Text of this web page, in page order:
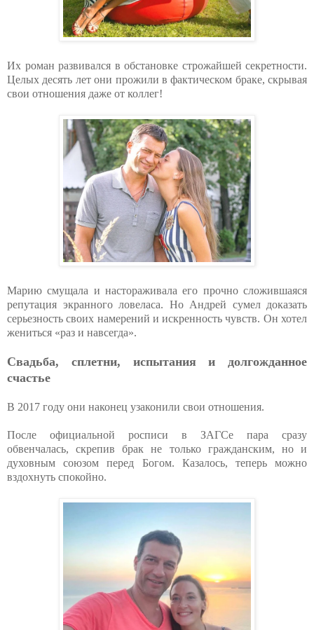
Их роман развивался в обстановке строжайшей секретности.
Целых десять лет они прожили в фактическом браке, скрывая
свои отношения даже от коллег!
Марию смущала и настораживала его прочно сложившаяся
репутация экранного ловеласа. Но Андрей сумел доказать
серьезность своих намерений и искренность чувств. Он хотел
жениться «раз и навсегда».
Свадьба, сплетни, испытания и долгожданное
счастье
В 2017 году они наконец узаконили свои отношения.
После официальной росписи в ЗАГСе пара сразу
обвенчалась, скрепив брак не только гражданским, но и
духовным союзом перед Богом. Казалось, теперь можно
вздохнуть спокойно.